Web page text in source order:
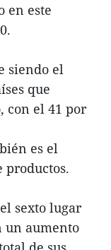
en este
siendo el
que
con el 41 por
es el
productos.
sexto lugar
un aumento